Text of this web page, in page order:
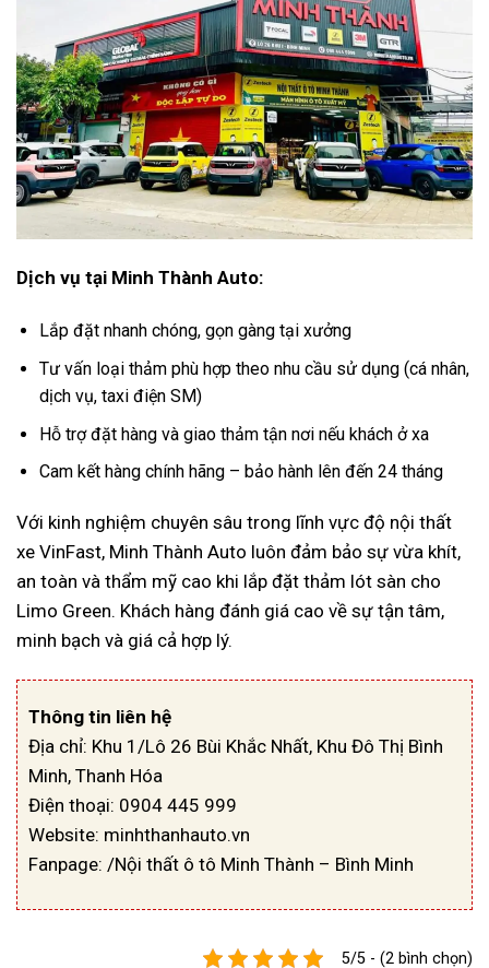
Dịch vụ tại Minh Thành Auto:
Lắp đặt nhanh chóng, gọn gàng tại xưởng
Tư vấn loại thảm phù hợp theo nhu cầu sử dụng (cá nhân,
dịch vụ, taxi điện SM)
Hỗ trợ đặt hàng và giao thảm tận nơi nếu khách ở xa
Cam kết hàng chính hãng – bảo hành lên đến 24 tháng
Với kinh nghiệm chuyên sâu trong lĩnh vực độ nội thất
xe VinFast, Minh Thành Auto luôn đảm bảo sự vừa khít,
an toàn và thẩm mỹ cao khi lắp đặt thảm lót sàn cho
Limo Green. Khách hàng đánh giá cao về sự tận tâm,
minh bạch và giá cả hợp lý.
Thông tin liên hệ
Địa chỉ: Khu 1/Lô 26 Bùi Khắc Nhất, Khu Đô Thị Bình
Minh, Thanh Hóa
Điện thoại: 0904 445 999
Website: minhthanhauto.vn
Fanpage: /Nội thất ô tô Minh Thành – Bình Minh
5/5 - (2 bình chọn)